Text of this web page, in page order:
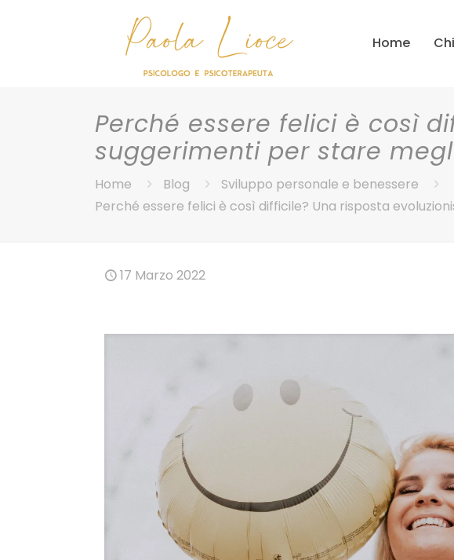
Home
Perché essere felici è così
suggerimenti per stare
Home Blog
Sviluppo personale e benessere
Perché essere felici è così difficile? Una risposta
17 Marzo 2022